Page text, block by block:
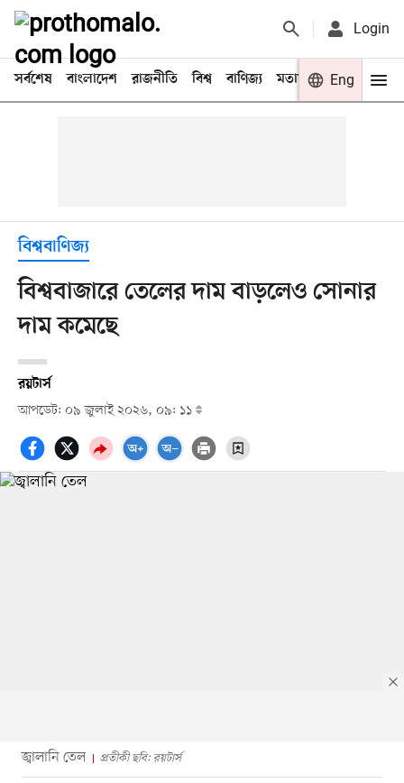
Login
সর্বশেষ বাংলাদেশ রাজনীতি বিশ্ব বাণিজ্য মতামত খেলা
Eng
বিশ্ববাণিজ্য
বিশ্ববাজারে তেলের দাম বাড়লেও সোনার
দাম কমেছে
রয়টার্স
আপডেট: ০৯ জুলাই ২০২৬, ০৯: ১১
জ্বালানি তেল প্রতীকী ছবি: রয়টার্স